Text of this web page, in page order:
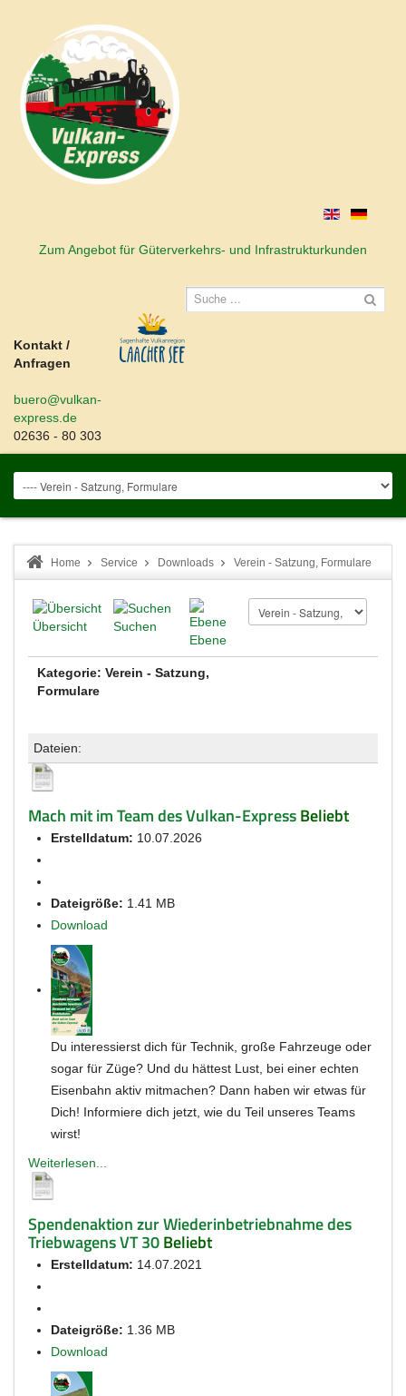
Zum Angebot für Güterverkehrs- und Infrastrukturkunden
Kontakt /
Anfragen
buero@vulkan-
express.de
02636 - 80 303
Home Service Downloads Verein - Satzung, Formulare
Übersicht
Suchen
Ebene
Kategorie: Verein - Satzung,
Formulare
Dateien:
Mach mit im Team des Vulkan-ExpressBeliebt
Erstelldatum: 10.07.2026
Dateigröße: 1.41 MB
Download
Du interessierst dich für Technik, große Fahrzeuge oder
sogar für Züge? Und du hättest Lust, bei einer echten
Eisenbahn aktiv mitmachen? Dann haben wir etwas für
Dich! Informiere dich jetzt, wie du Teil unseres Teams
wirst!
Weiterlesen...
Spendenaktion zur Wiederinbetriebnahme des
Triebwagens VT 30Beliebt
Erstelldatum: 14.07.2021
Dateigröße: 1.36 MB
Download